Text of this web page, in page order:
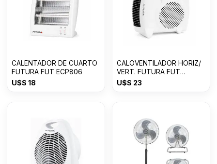
CALENTADOR DE CUARTO
FUTURA FUT ECP806
U$S 18
CALOVENTILADOR HORIZ/
VERT. FUTURA FUT
CV2003VH
U$S 23